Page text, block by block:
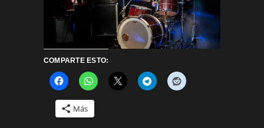
COMPARTE ESTO:
Más